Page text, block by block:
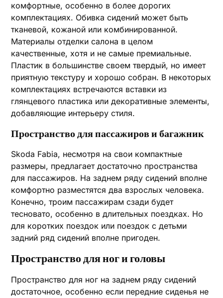
комфортные, особенно в более дорогих
комплектациях. Обивка сидений может быть
тканевой, кожаной или комбинированной.
Материалы отделки салона в целом
качественные, хотя и не самые премиальные.
Пластик в большинстве своем твердый, но имеет
приятную текстуру и хорошо собран. В некоторых
комплектациях встречаются вставки из
глянцевого пластика или декоративные элементы,
добавляющие интерьеру стиля.
Пространство для пассажиров и багажник
Skoda Fabia, несмотря на свои компактные
размеры, предлагает достаточно пространства
для пассажиров. На заднем ряду сидений вполне
комфортно разместятся два взрослых человека.
Конечно, троим пассажирам сзади будет
тесновато, особенно в длительных поездках. Но
для коротких поездок или поездок с детьми
задний ряд сидений вполне пригоден.
Пространство для ног и головы
Пространство для ног на заднем ряду сидений
достаточное, особенно если передние сиденья не